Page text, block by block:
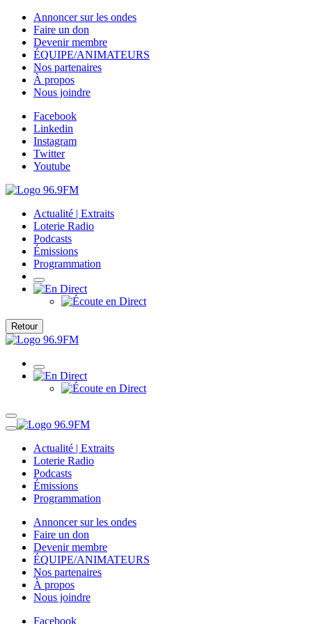
Annoncer sur les ondes
Faire un don
Devenir membre
ÉQUIPE/ANIMATEURS
Nos partenaires
À propos
Nous joindre
Facebook
Linkedin
Instagram
Twitter
Youtube
Actualité | Extraits
Loterie Radio
Podcasts
Émissions
Programmation
Retour
Actualité | Extraits
Loterie Radio
Podcasts
Émissions
Programmation
Annoncer sur les ondes
Faire un don
Devenir membre
ÉQUIPE/ANIMATEURS
Nos partenaires
À propos
Nous joindre
Facebook